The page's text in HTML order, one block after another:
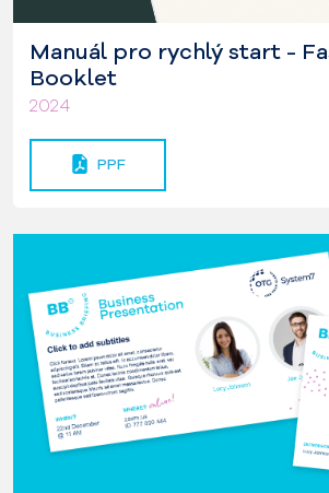
Manuál pro rychlý start -
Booklet
2024
PPF